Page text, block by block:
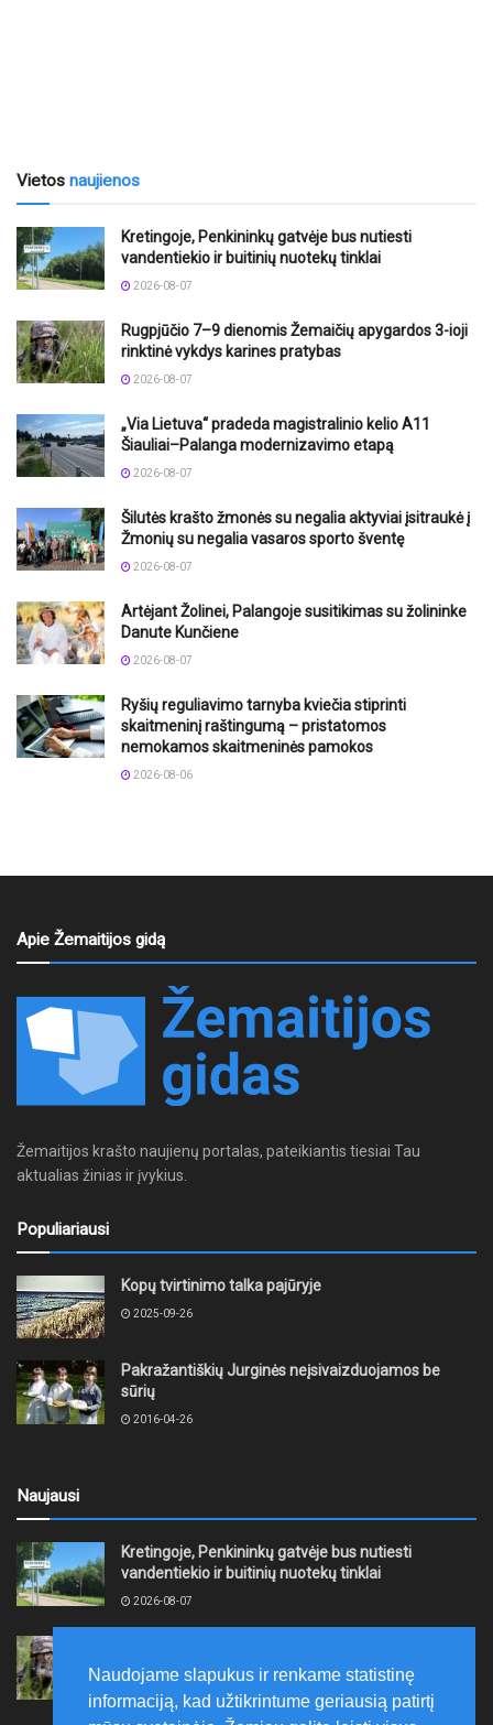
Vietos naujienos
Kretingoje, Penkininkų gatvėje bus nutiesti
vandentiekio ir buitinių nuotekų tinklai
2026-08-07
Rugpjūčio 7–9 dienomis Žemaičių apygardos 3-ioji
rinktinė vykdys karines pratybas
2026-08-07
„Via Lietuva“ pradeda magistralinio kelio A11
Šiauliai–Palanga modernizavimo etapą
2026-08-07
Šilutės krašto žmonės su negalia aktyviai įsitraukė į
Žmonių su negalia vasaros sporto šventę
2026-08-07
Artėjant Žolinei, Palangoje susitikimas su žolininke
Danute Kunčiene
2026-08-07
Ryšių reguliavimo tarnyba kviečia stiprinti
skaitmeninį raštingumą – pristatomos
nemokamos skaitmeninės pamokos
2026-08-06
Apie Žemaitijos gidą
Žemaitijos krašto naujienų portalas, pateikiantis tiesiai Tau
aktualias žinias ir įvykius.
Populiariausi
Kopų tvirtinimo talka pajūryje
2025-09-26
Pakražantiškių Jurginės neįsivaizduojamos be
sūrių
2016-04-26
Naujausi
Kretingoje, Penkininkų gatvėje bus nutiesti
vandentiekio ir buitinių nuotekų tinklai
2026-08-07
rinktinė vykdys karines pratybas
2026-08-07
Naudojame slapukus ir renkame statistinę
informaciją, kad užtikrintume geriausią patirtį